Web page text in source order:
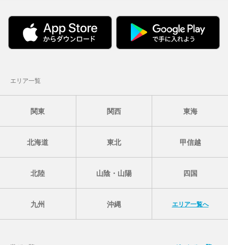
エリア一覧
関東 関西 東海
北海道 東北 甲信越
北陸 山陰・山陽 四国
九州 沖縄 エリア一覧へ